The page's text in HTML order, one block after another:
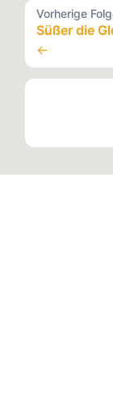
Vorherige
Süßer die
←